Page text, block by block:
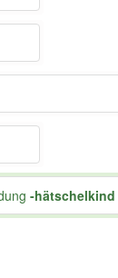
-hätschelkind